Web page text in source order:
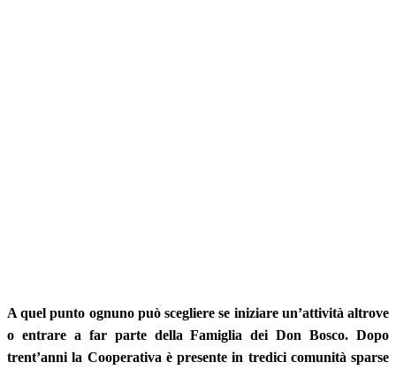
A quel punto ognuno può scegliere se iniziare un’attività altrove
o entrare a far parte della Famiglia dei Don Bosco. Dopo
trent’anni la Cooperativa è presente in tredici comunità sparse